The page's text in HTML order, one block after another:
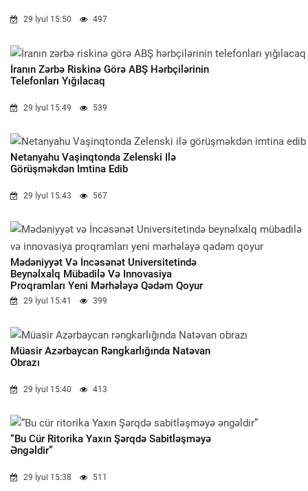
29 İyul 15:50 497
İranın Zərbə Riskinə Görə ABŞ Hərbçilərinin
Telefonları Yığılacaq
29 İyul 15:49 539
Netanyahu Vaşinqtonda Zelenski Ilə
Görüşməkdən Imtina Edib
29 İyul 15:43 567
Mədəniyyət Və İncəsənət Universitetində
Beynəlxalq Mübadilə Və Innovasiya
Proqramları Yeni Mərhələyə Qədəm Qoyur
29 İyul 15:41 399
Müasir Azərbaycan Rəngkarlığında Natəvan
Obrazı
29 İyul 15:40 413
“Bu Cür Ritorika Yaxın Şərqdə Sabitləşməyə
Əngəldir”
29 İyul 15:38 511